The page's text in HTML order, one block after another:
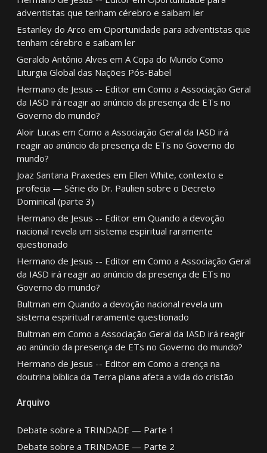
adventistas que tenham cérebro e saibam ler
Estanley do Arco em Oportunidade para adventistas que
tenham cérebro e saibam ler
Geraldo Antônio Alves em A Copa do Mundo Como
Liturgia Global das Nações Pós-Babel
Hermano de Jesus -- Editorem Como a Associação Geral
da IASD irá reagir ao anúncio da presença de ETs no
Governo do mundo?
Aloir Lucas em Como a Associação Geral da IASD irá
reagir ao anúncio da presença de ETs no Governo do
mundo?
Joaz Santana Praxedes em Ellen White, contexto e
profecia — Série do Dr. Paulien sobre o Decreto
Dominical (parte 3)
Hermano de Jesus -- Editorem Quando a devoção
nacional revela um sistema espiritual raramente
questionado
Hermano de Jesus -- Editorem Como a Associação Geral
da IASD irá reagir ao anúncio da presença de ETs no
Governo do mundo?
Bultman em Quando a devoção nacional revela um
sistema espiritual raramente questionado
Bultman em Como a Associação Geral da IASD irá reagir
ao anúncio da presença de ETs no Governo do mundo?
Hermano de Jesus -- Editorem Como a crença na
doutrina bíblica da Terra plana afeta a vida do cristão
Arquivo
Debate sobre a TRINDADE — Parte 1
Debate sobre a TRINDADE — Parte 2